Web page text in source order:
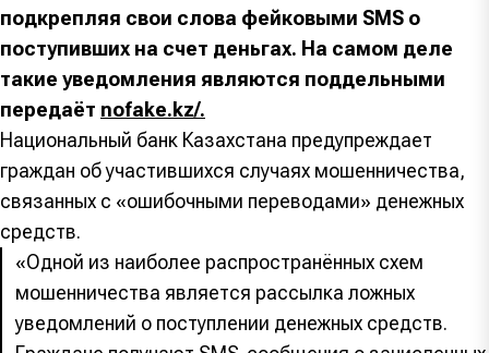
подкрепляя свои слова фейковыми SMS о
поступивших на счет деньгах. На самом деле
такие уведомления являются поддельными
передаёт nofake.kz/.
Национальный банк Казахстана предупреждает
граждан об участившихся случаях мошенничества,
связанных с «ошибочными переводами» денежных
средств.
«Одной из наиболее распространённых схем
мошенничества является рассылка ложных
уведомлений о поступлении денежных средств.